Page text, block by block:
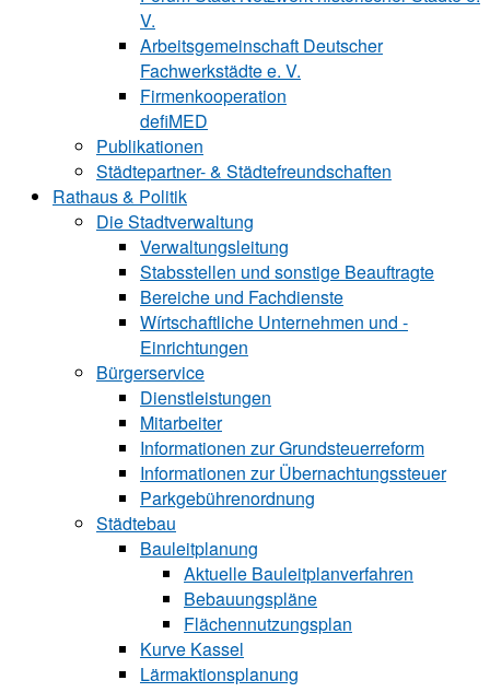
V.
Arbeitsgemeinschaft Deutscher
Fachwerkstädte e. V.
Firmenkooperation
defiMED
Publikationen
Städtepartner- & Städtefreundschaften
Rathaus & Politik
Die Stadtverwaltung
Verwaltungsleitung
Stabsstellen und ­sonstige Beauftragte
Bereiche und ­Fachdienste
Wírtschaftliche ­Unternehmen und ­
Einrichtungen
Bürgerservice
Dienstleistungen
Mitarbeiter
Informationen zur Grund‍steu‍er‍re‍form
Informationen zur Über‍nachtungssteuer
Parkgebührenordnung
Städtebau
Bauleitplanung
Aktuelle Bauleitplanverfahren
Bebauungspläne
Flächennutzungsplan
Kurve Kassel
Lärmaktionsplanung